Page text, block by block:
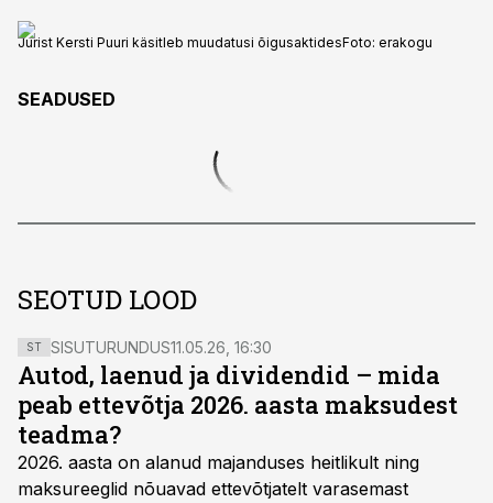
Jurist Kersti Puuri käsitleb muudatusi õigusaktidesFoto: erakogu
SEADUSED
SEOTUD LOOD
ST SISUTURUNDUS11.05.26, 16:30
Autod, laenud ja dividendid – mida
peab ettevõtja 2026. aasta maksudest
teadma?
2026. aasta on alanud majanduses heitlikult ning
maksureeglid nõuavad ettevõtjatelt varasemast